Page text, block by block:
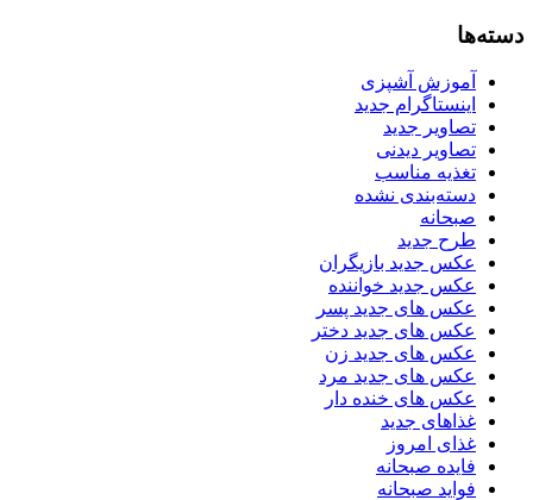
دسته‌ها
آموزش آشپزی
اینستاگرام جدید
تصاویر جدید
تصاویر دیدنی
تغذیه مناسب
دسته‌بندی نشده
صبحانه
طرح جدید
عکس جدید بازیگران
عکس جدید خواننده
عکس های جدید پسر
عکس های جدید دختر
عکس های جدید زن
عکس های جدید مرد
عکس های خنده دار
غذاهای جدید
غذای امروز
فایده صبحانه
فواید صبحانه